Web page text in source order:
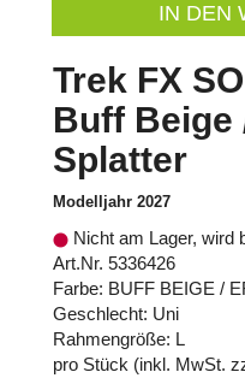
IN DEN
Trek FX
Buff Beige
Splatter
Modelljahr 2027
Nicht am Lager, wird
Art.Nr. 5336426
Farbe: BUFF BEIGE /
Geschlecht: Uni
Rahmengröße: L
pro Stück (inkl. MwSt.